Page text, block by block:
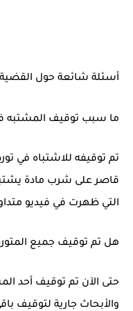
أسئلة شائعة حول القضية
ما سبب توقيف المشتبه
تم توقيفه للاشتباه في
قاصر على شرب مادة
التي ظهرت في فيديو
هل تم توقيف جميع
حتى الآن تم توقيف أحد
والأبحاث جارية لتوقيف